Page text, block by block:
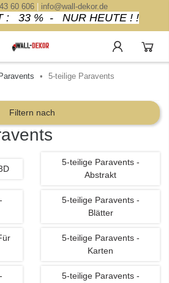
60 606| info@wall-dekor.de
: 33 % - NUR HEUTE ! !
Paravents 5-teilige Paravents
Filtern nach
5-teilige Paravents -
Abstrakt
5-teilige Paravents -
Blätter
5-teilige Paravents -
Karten
5-teilige Paravents -